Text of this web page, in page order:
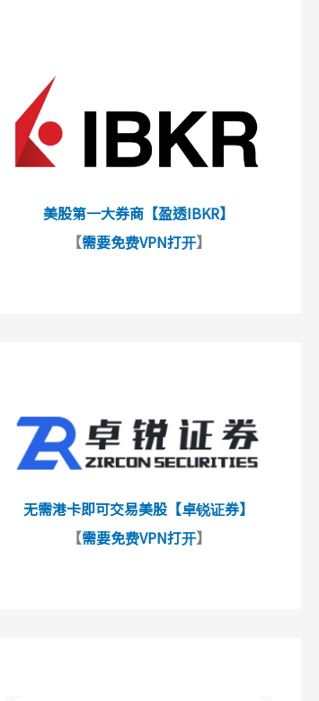
美股第一大券商【盈透IBKR】
【需要免费VPN打开】
无需港卡即可交易美股【卓锐证券】
【需要免费VPN打开】